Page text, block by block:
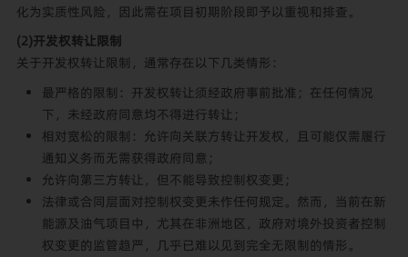
化为实质性风险，因此需在项目初期阶段即予以重视和排查。
(2)开发权转让限制
关于开发权转让限制，通常存在以下几类情形：
最严格的限制：开发权转让须经政府事前批准；在任何情况
下，未经政府同意均不得进行转让；
相对宽松的限制：允许向关联方转让开发权，且可能仅需履行
通知义务而无需获得政府同意；
允许向第三方转让，但不能导致控制权变更；
法律或合同层面对控制权变更未作任何规定。然而，当前在新
能源及油气项目中，尤其在非洲地区，政府对境外投资者控制
权变更的监管趋严，几乎已难以见到完全无限制的情形。